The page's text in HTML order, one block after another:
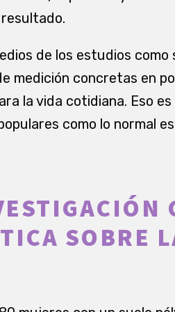
de los estudios
medición concretas en
la vida cotidiana. Eso
como lo normal
SOBRE